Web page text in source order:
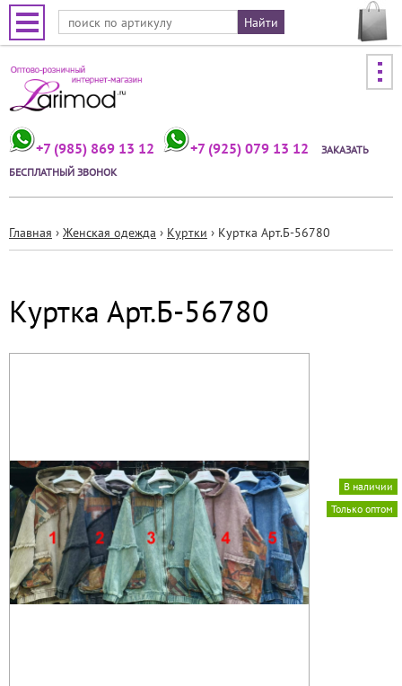
Jump to navigation
+7 (985) 869 13 12 +7 (925) 079 13 12
ЗАКАЗАТЬ
БЕСПЛАТНЫЙ ЗВОНОК
здесь
Главная › Женская одежда › Куртки › Куртка Арт.Б-56780
Куртка Арт.Б-56780
Только оптом
В наличии